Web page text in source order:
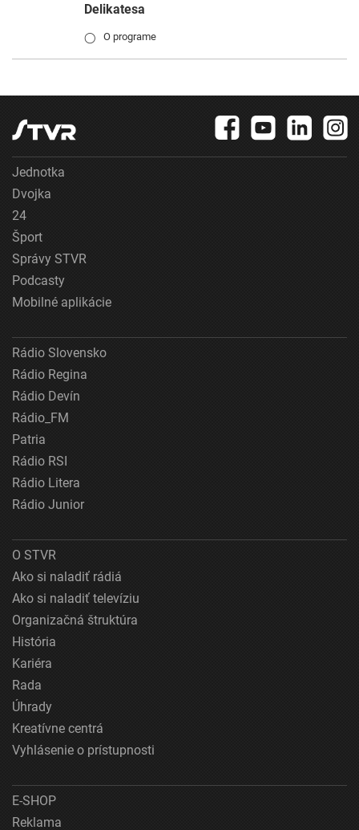
Delikatesa
◯ O programe
Jednotka
Dvojka
24
Šport
Správy STVR
Podcasty
Mobilné aplikácie
Rádio Slovensko
Rádio Regina
Rádio Devín
Rádio_FM
Patria
Rádio RSI
Rádio Litera
Rádio Junior
O STVR
Ako si naladiť rádiá
Ako si naladiť televíziu
Organizačná štruktúra
História
Kariéra
Rada
Úhrady
Kreatívne centrá
Vyhlásenie o prístupnosti
E-SHOP
Reklama